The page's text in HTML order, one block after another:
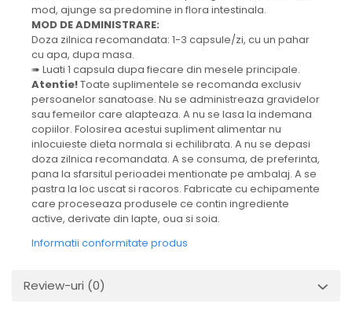
mod, ajunge sa predomine in flora intestinala.
MOD DE ADMINISTRARE:
Doza zilnica recomandata: 1-3 capsule/zi, cu un pahar
cu apa, dupa masa.
➠ Luati 1 capsula dupa fiecare din mesele principale.
Atentie!Toate suplimentele se recomanda exclusiv
persoanelor sanatoase. Nu se administreaza gravidelor
sau femeilor care alapteaza. A nu se lasa la indemana
copiilor. Folosirea acestui supliment alimentar nu
inlocuieste dieta normala si echilibrata. A nu se depasi
doza zilnica recomandata. A se consuma, de preferinta,
pana la sfarsitul perioadei mentionate pe ambalaj. A se
pastra la loc uscat si racoros. Fabricate cu echipamente
care proceseaza produsele ce contin ingrediente
active, derivate din lapte, oua si soia.
Informatii conformitate produs
Review-uri (0)